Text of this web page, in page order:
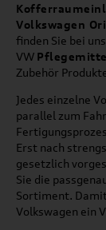
Volkswagen
finden Sie bei
VW
Zubehör
Jedes einzelne
parallel zum
Erst nach
gesetzlich
Sie die
Sortiment.
Volkswagen ein